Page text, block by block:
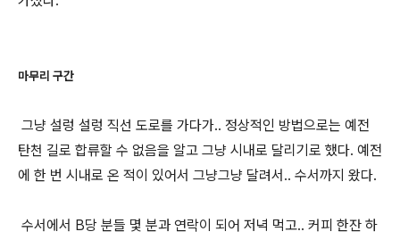
마무리 구간
그냥 설렁 설렁 직선 도로를 가다가.. 정상적인 방법으로는 예전
탄천 길로 합류할 수 없음을 알고 그냥 시내로 달리기로 했다. 예전
에 한 번 시내로 온 적이 있어서 그냥그냥 달려서.. 수서까지 왔다.
수서에서 B당 분들 몇 분과 연락이 되어 저녁 먹고.. 커피 한잔 하